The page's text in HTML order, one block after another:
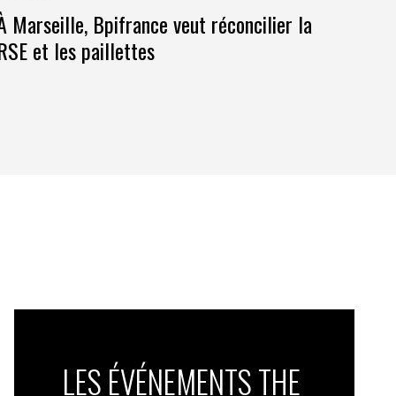
Marseille, Bpifrance veut réconcilier la
et les paillettes
LES ÉVÉNEMENTS THE